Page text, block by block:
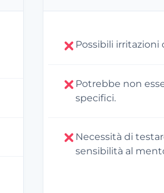
Possibili
Potrebbe non
specifici.
Necessità di
sensibilità al